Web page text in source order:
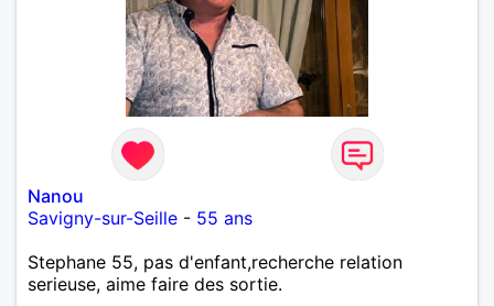
Nanou
Savigny-sur-Seille - 55 ans
Stephane 55, pas d'enfant,recherche relation
serieuse, aime faire des sortie.